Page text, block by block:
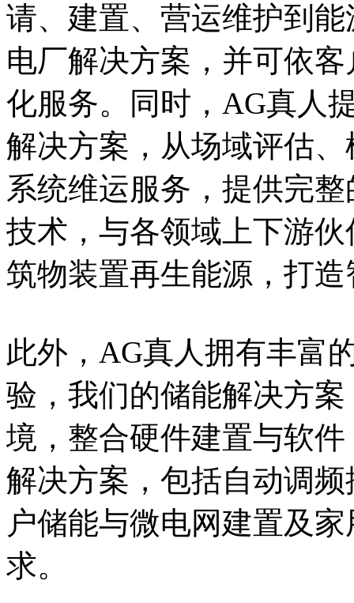
请、建置、营运维护到
电厂解决方案，并可依
化服务。同时，AG真人
解决方案，从场域评估
系统维运服务，提供完
技术，与各领域上下游
筑物装置再生能源，打
此外，AG真人拥有丰富
验，我们的储能解决方
境，整合硬件建置与软
解决方案，包括自动调
户储能与微电网建置及
求。